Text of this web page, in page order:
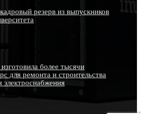
резерв из выпускников
более тысячи
для ремонта и строительства
электроснабжения